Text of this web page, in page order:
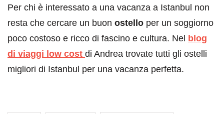
Per chi è interessato a una vacanza a Istanbul non
resta che cercare un buon ostello per un soggiorno
poco costoso e ricco di fascino e cultura. Nel blog
di viaggi low cost di Andrea trovate tutti gli ostelli
migliori di Istanbul per una vacanza perfetta.